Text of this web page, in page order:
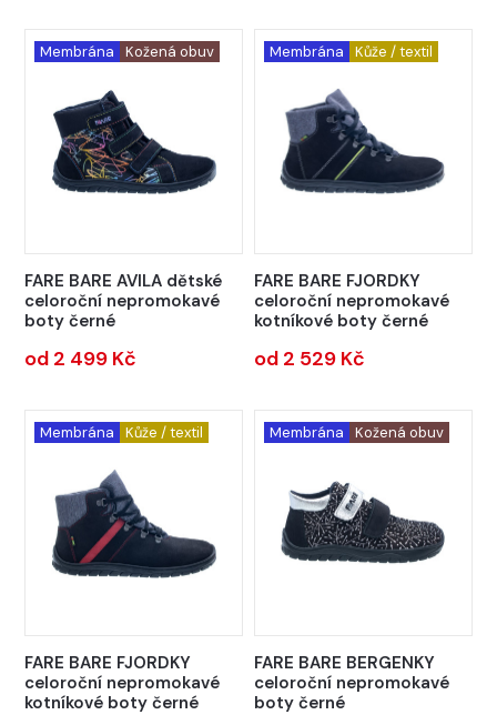
Membrána Kožená obuv
FARE BARE AVILA dětské
celoroční nepromokavé
boty černé
od 2 499 Kč
Membrána Kůže / textil
FARE BARE FJORDKY
celoroční nepromokavé
kotníkové boty černé
od 2 529 Kč
Membrána Kůže / textil
FARE BARE FJORDKY
celoroční nepromokavé
kotníkové boty černé
Membrána Kožená obuv
FARE BARE BERGENKY
celoroční nepromokavé
boty černé